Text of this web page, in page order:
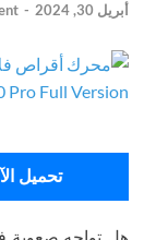
أبريل 30, 2024 -
تحميل